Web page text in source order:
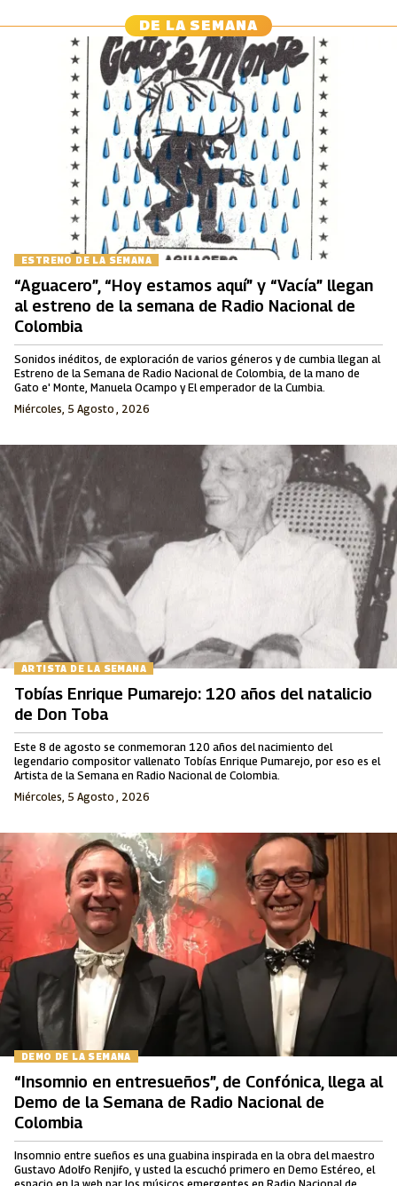
DE LA SEMANA
ESTRENO DE LA SEMANA
“Aguacero”, “Hoy estamos aquí” y “Vacía” llegan
al estreno de la semana de Radio Nacional de
Colombia
Sonidos inéditos, de exploración de varios géneros y de cumbia llegan al
Estreno de la Semana de Radio Nacional de Colombia, de la mano de
Gato e' Monte, Manuela Ocampo y El emperador de la Cumbia.
Miércoles, 5 Agosto , 2026
ARTISTA DE LA SEMANA
Tobías Enrique Pumarejo: 120 años del natalicio
de Don Toba
Este 8 de agosto se conmemoran 120 años del nacimiento del
legendario compositor vallenato Tobías Enrique Pumarejo, por eso es el
Artista de la Semana en Radio Nacional de Colombia.
Miércoles, 5 Agosto , 2026
DEMO DE LA SEMANA
“Insomnio en entresueños”, de Confónica, llega al
Demo de la Semana de Radio Nacional de
Colombia
Insomnio entre sueños es una guabina inspirada en la obra del maestro
Gustavo Adolfo Renjifo, y usted la escuchó primero en Demo Estéreo, el